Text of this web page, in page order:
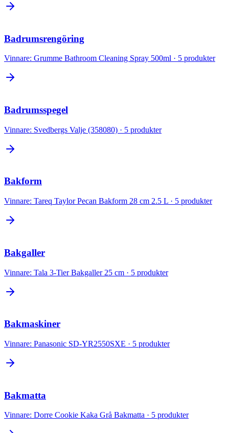
Badrumsrengöring
Vinnare: Grumme Bathroom Cleaning Spray 500ml · 5 produkter
Badrumsspegel
Vinnare: Svedbergs Valje (358080) · 5 produkter
Bakform
Vinnare: Tareq Taylor Pecan Bakform 28 cm 2.5 L · 5 produkter
Bakgaller
Vinnare: Tala 3-Tier Bakgaller 25 cm · 5 produkter
Bakmaskiner
Vinnare: Panasonic SD-YR2550SXE · 5 produkter
Bakmatta
Vinnare: Dorre Cookie Kaka Grå Bakmatta · 5 produkter